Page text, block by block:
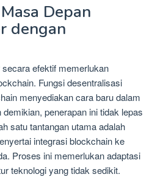
Depan
dengan
efektif memerlukan
Fungsi desentralisasi
menyediakan cara baru dalam
penerapan ini tidak lepas
satu tantangan utama adalah
integrasi blockchain ke
Proses ini memerlukan adaptasi
teknologi yang tidak sedikit.